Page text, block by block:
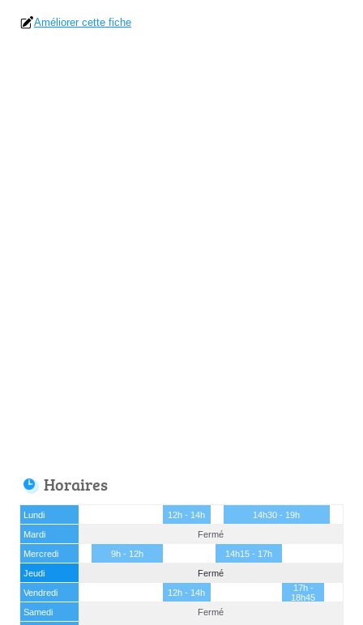
Améliorer cette fiche
Horaires
Lundi 12h - 14h
14h30 - 19h
Mardi
Fermé
Mercredi
9h - 12h
14h15 - 17h
Jeudi
Fermé
Vendredi
12h - 14h
17h -
18h45
Samedi
Fermé